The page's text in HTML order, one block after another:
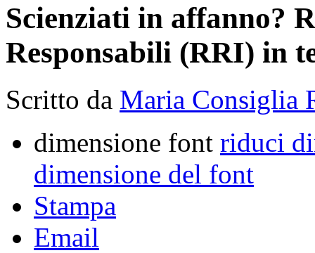
Scienziati in affanno?
Responsabili (RRI) in
Scritto da Maria Consiglia
dimensione font riduci
dimensione del font
Stampa
Email